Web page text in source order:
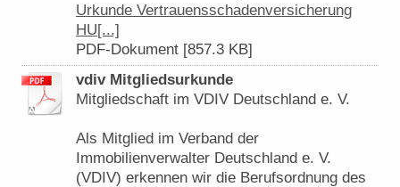
Urkunde Vertrauensschadenversicherung
HU[...]
PDF-Dokument [857.3 KB]
vdiv Mitgliedsurkunde
Mitgliedschaft im VDIV Deutschland e. V.
Als Mitglied im Verband der
Immobilienverwalter Deutschland e. V.
(VDIV) erkennen wir die Berufsordnung des